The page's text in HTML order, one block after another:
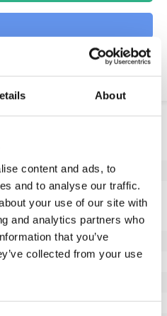
About
content and ads, to
and to analyse our traffic.
your use of our site with
and analytics partners who
that you’ve
collected from your use
8718116117919
Ja
200
50
Präzisionskugellager